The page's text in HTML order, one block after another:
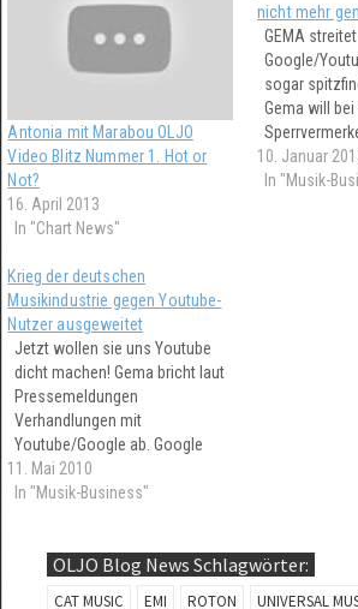
Antonia mit Marabou OLJO
Video Blitz Nummer 1. Hot or
Not?
16. April 2013
In "Chart News"
nicht mehr
GEMA
Google/
sogar
Gema will
genannt
10. Januar
In "Musik-
Krieg der deutschen
Musikindustrie gegen Youtube-
Nutzer ausgeweitet
Jetzt wollen sie uns Youtube
dicht machen! Gema bricht laut
Pressemeldungen
Verhandlungen mit
Youtube/Google ab. Google
beklagt in diesem
Zusammenhang die völlig
Gema Leute. Gema Befehl an
11. Mai 2010
In "Musik-Business"
OLJO Blog News Schlagwörter:
CAT MUSIC EMI ROTON UNIVERSAL